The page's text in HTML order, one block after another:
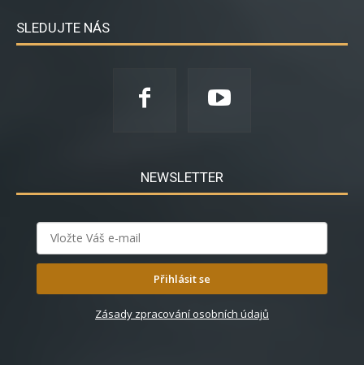
SLEDUJTE NÁS
NEWSLETTER
Přihlásit se
Zásady zpracování osobních údajů